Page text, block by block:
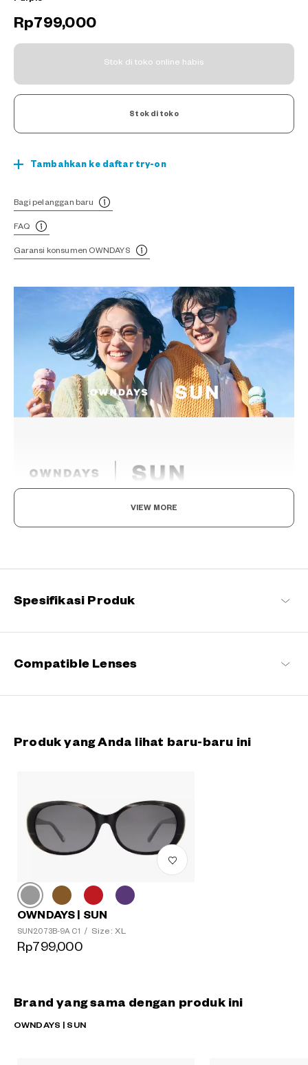
Rp799,000
Stok di toko online habis
Stok di toko
Tambahkan ke daftar try-on
Bagi pelanggan baru
FAQ
Garansi konsumen OWNDAYS
The day is yours!
MATAHARI di sisi Anda, setiap momen menjadi lebih istimewa.
VIEW MORE
Spesifikasi Produk
Compatible Lenses
Produk yang Anda lihat baru-baru ini
OWNDAYS | SUN
SUN2073B-9A C1 / Size: XL
Rp799,000
Brand yang sama dengan produk ini
OWNDAYS | SUN